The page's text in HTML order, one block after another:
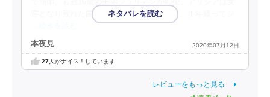
官となり荒れた国を立て直すのを助力する。１年経ってジ
本夜見 2020年07月12日
27人がナイス！しています
レビューをもっと見る